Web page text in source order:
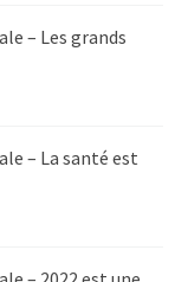
– Les grands
– La santé est